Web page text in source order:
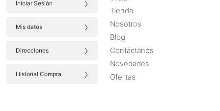
Iniciar Sesión
Mis datos ›
Direcciones ›
Historial Compra ›
Tienda
Nosotros
Blog
Contáctanos
Novedades
Ofertas